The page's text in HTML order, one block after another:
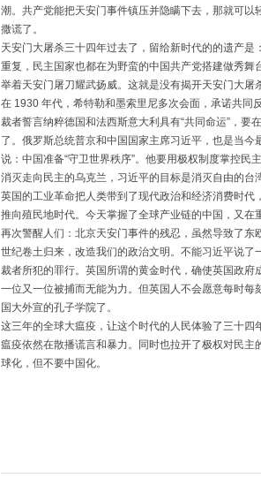
潮。 共产党能把天安门事件镇压并隐瞒下去， 那就可以
撒谎了。
天安门大屠杀三十四年过去了，留给新时代的的遗产是：
重复， 民主国家也都在为野蛮的中国共产党搭建做秀舞
举着天安门屠刀耀武扬威。 这就是没有揭开天安门大屠
在 1930 年代，希特勒和墨索里尼多次会面， 承诺共同
裁者誓言纳粹德国和法西斯意大利具有“共同命运”， 要
了。 俄罗斯总统普京和中国国家主席习近平， 也是当今
说： 中国准备“守卫世界秩序”。他要用极权制度掌控民主
消灭走向民主的乌克兰， 习近平的目标是消灭自由的台
英国的工业革命把人类带到了现代政治和经济消费时代，
推向殖民地时代。 今天掌握了全球产业链的中国，又在
再次警醒人们：北京天安门事件的残忍， 虽然导致了东
世纪卷土归来，改造我们的政治文明。 不能习近平说了
裁者所犯的罪行。英国所谓的黄金时代， 确使英国政府
一位又一位被捕而无能为力。 但英国人不会愿意每时每
国大外宣的孔子学院了。
这三年的全球大瘟疫， 让这个时代的人民体验了三十四
瘟疫依然在散播谎言和暴力。
同时也拉开了极权对民主
球化，但不要中国化。